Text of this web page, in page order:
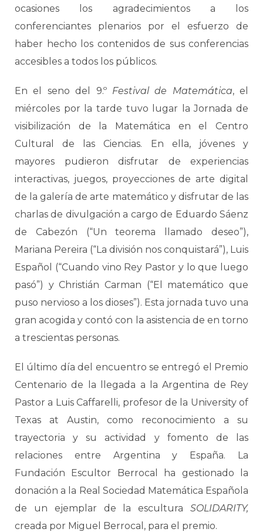
ocasiones los agradecimientos a los
conferenciantes plenarios por el esfuerzo de
haber hecho los contenidos de sus conferencias
accesibles a todos los públicos.
En el seno del 9.º Festival de Matemática, el
miércoles por la tarde tuvo lugar la Jornada de
visibilización de la Matemática en el Centro
Cultural de las Ciencias. En ella, jóvenes y
mayores pudieron disfrutar de experiencias
interactivas, juegos, proyecciones de arte digital
de la galería de arte matemático y disfrutar de las
charlas de divulgación a cargo de Eduardo Sáenz
de Cabezón (“Un teorema llamado deseo”),
Mariana Pereira (“La división nos conquistará”), Luis
Español (“Cuando vino Rey Pastor y lo que luego
pasó”) y Christián Carman (“El matemático que
puso nervioso a los dioses”). Esta jornada tuvo una
gran acogida y contó con la asistencia de en torno
a trescientas personas.
El último día del encuentro se entregó el Premio
Centenario de la llegada a la Argentina de Rey
Pastor a Luis Caffarelli, profesor de la University of
Texas at Austin, como reconocimiento a su
trayectoria y su actividad y fomento de las
relaciones entre Argentina y España. La
Fundación Escultor Berrocal ha gestionado la
donación a la Real Sociedad Matemática Española
de un ejemplar de la escultura SOLIDARITY,
creada por Miguel Berrocal, para el premio.